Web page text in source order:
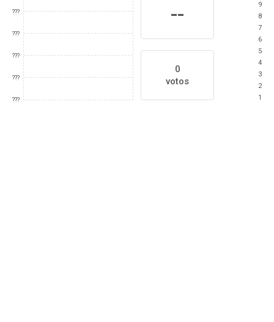
???
???
???
???
???
--
0
votos
9
8
7
6
5
4
3
2
1